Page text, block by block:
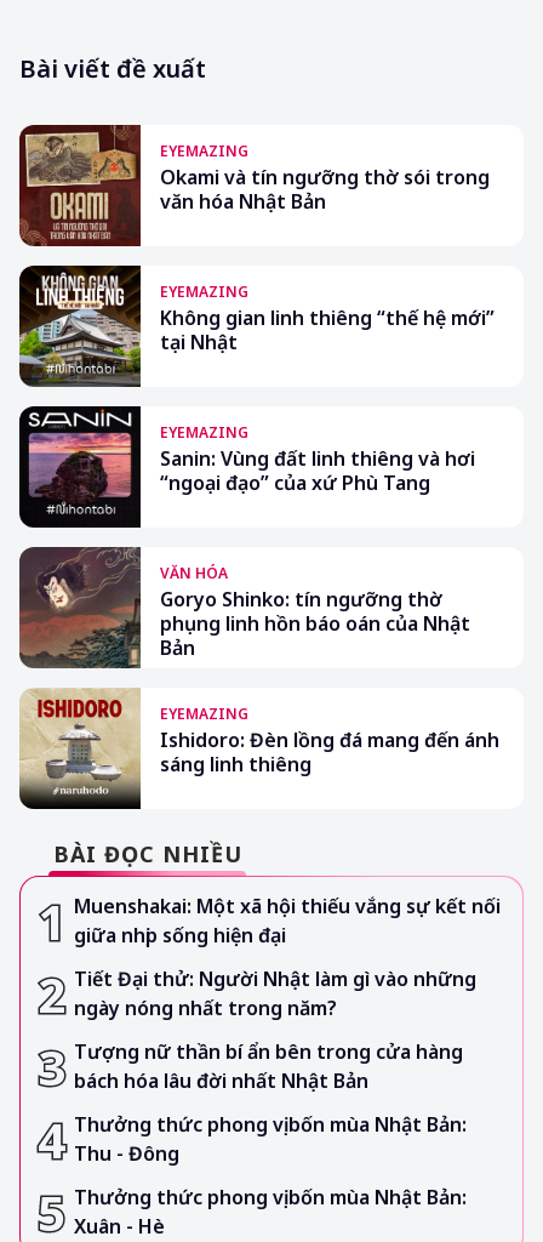
Bài viết đề xuất
EYEMAZING
Okami và tín ngưỡng thờ sói trong
văn hóa Nhật Bản
EYEMAZING
Không gian linh thiêng “thế hệ mới”
tại Nhật
EYEMAZING
Sanin: Vùng đất linh thiêng và hơi
“ngoại đạo” của xứ Phù Tang
VĂN HÓA
Goryo Shinko: tín ngưỡng thờ
phụng linh hồn báo oán của Nhật
Bản
EYEMAZING
Ishidoro: Đèn lồng đá mang đến ánh
sáng linh thiêng
BÀI ĐỌC NHIỀU
Muenshakai: Một xã hội thiếu vắng sự kết nối
giữa nhịp sống hiện đại
Tiết Đại thử: Người Nhật làm gì vào những
ngày nóng nhất trong năm?
Tượng nữ thần bí ẩn bên trong cửa hàng
bách hóa lâu đời nhất Nhật Bản
Thưởng thức phong vị bốn mùa Nhật Bản:
Thu - Đông
Thưởng thức phong vị bốn mùa Nhật Bản:
Xuân - Hè